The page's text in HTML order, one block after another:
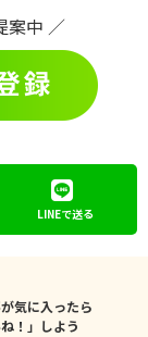
案中 ／
LINEで送る
気に入ったら
ね！」しよう